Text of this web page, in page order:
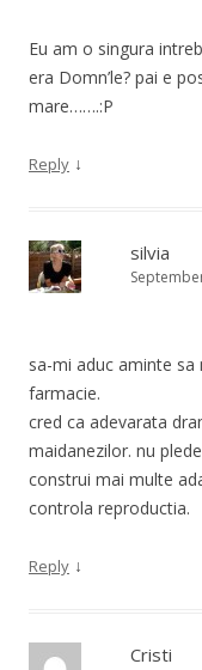
Eu am o singura
era Domn’le? pai e
mare…….:P
Reply ↓
silvia
sa-mi aduc aminte
farmacie.
cred ca adevarata
maidanezilor. nu
construi mai multe
controla reproductia.
Reply ↓
Cristi